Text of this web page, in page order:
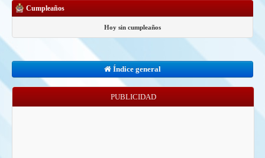
Cumpleaños
Hoy sin cumpleaños
Índice general
PUBLICIDAD